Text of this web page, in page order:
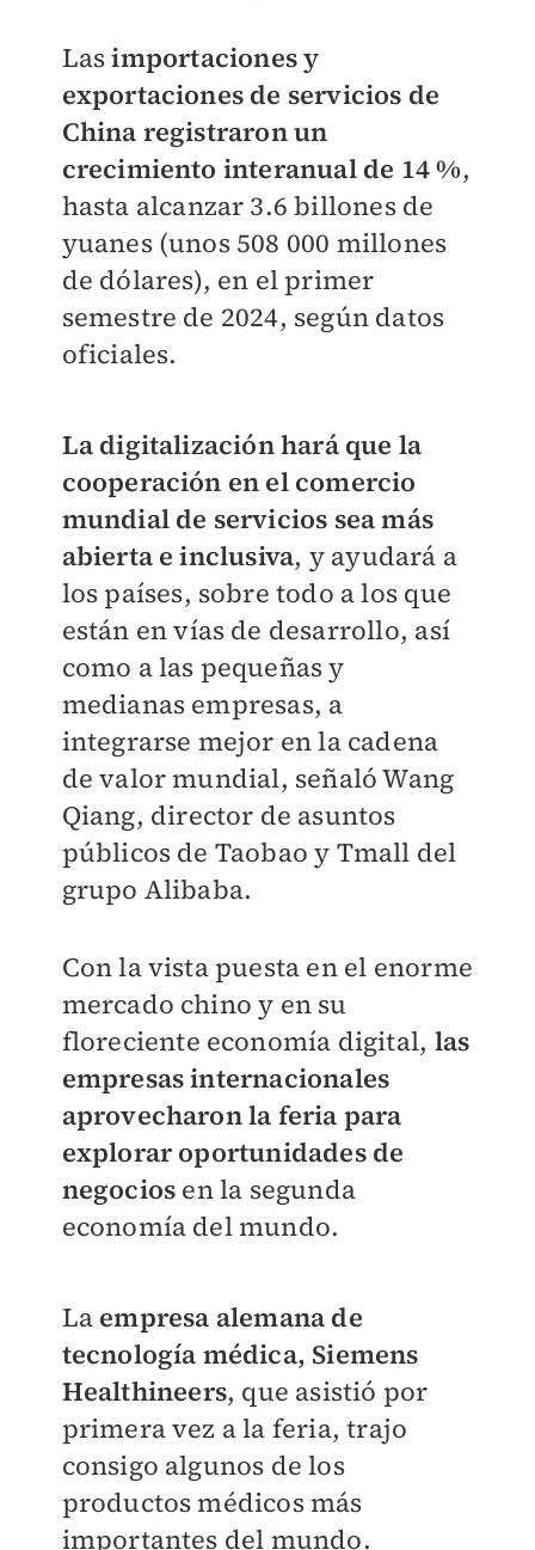
Lasimportaciones y
exportaciones de servicios de
China registraron un
crecimiento interanual de 14 %,
hasta alcanzar 3.6 billones de
yuanes (unos 508 000 millones
de dólares), en el primer
semestre de 2024, según datos
oficiales.
La digitalización hará que la
cooperación en el comercio
mundial de servicios sea más
abierta e inclusiva, y ayudará a
los países, sobre todo a los que
están en vías de desarrollo, así
como a las pequeñas y
medianas empresas, a
integrarse mejor en la cadena
de valor mundial, señaló Wang
Qiang, director de asuntos
públicos de Taobao y Tmall del
grupo Alibaba.
Con la vista puesta en el enorme
mercado chino y en su
floreciente economía digital, las
empresas internacionales
aprovecharon la feria para
explorar oportunidades de
negocios en la segunda
economía del mundo.
La empresa alemana de
tecnología médica, Siemens
Healthineers, que asistió por
primera vez a la feria, trajo
consigo algunos de los
productos médicos más
importantes del mundo.